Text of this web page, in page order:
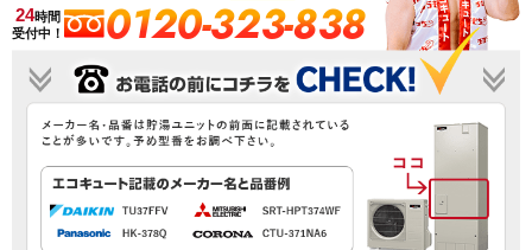
24時間
受付中！
0120-323-838